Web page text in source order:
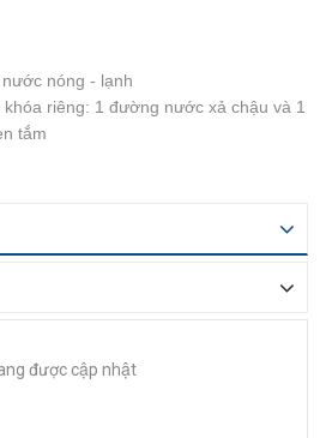
nóng - lạnh
riêng: 1 đường nước xả chậu và 1
tắm
được cập nhật